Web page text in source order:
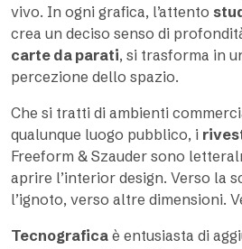
vivo. In ogni grafica, l’attento
crea un deciso senso di
carte da parati, si trasforma in
percezione dello spazio.
Che si tratti di ambienti
qualunque luogo pubblico, i
Freeform & Szauder sono
aprire l’interior design. Verso la
l’ignoto, verso altre dimensioni.
Tecnografica è entusiasta di